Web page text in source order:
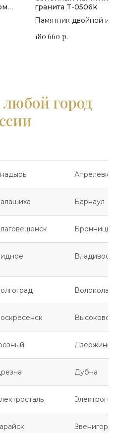
гранита T-0506k
Памятник двойной из
гранита цветок Урала
180 660 р.
город
Апрелевка
Барнаул
Бронницы
Высоковск
Дубна
Звенигород